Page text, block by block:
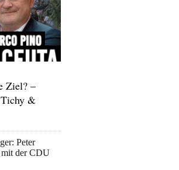
Ziel? –
&
Peter
mit der CDU